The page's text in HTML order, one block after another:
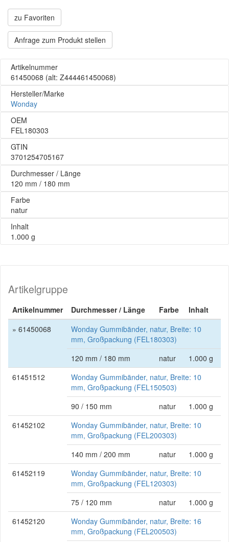
zu Favoriten
Anfrage zum Produkt stellen
Artikelnummer
61450068 (alt: Z444461450068)
Hersteller/Marke
Wonday
OEM
FEL180303
GTIN
3701254705167
Durchmesser / Länge
120 mm / 180 mm
Farbe
natur
Inhalt
1.000 g
Artikelgruppe
Artikelnummer Durchmesser / Länge Farbe
Inhalt
» 61450068
Wonday Gummibänder, natur, Breite: 10
mm, Großpackung (FEL180303)
120 mm / 180 mm
natur
1.000 g
61451512
Wonday Gummibänder, natur, Breite: 10
mm, Großpackung (FEL150503)
90 / 150 mm
natur
1.000 g
61452102
Wonday Gummibänder, natur, Breite: 10
mm, Großpackung (FEL200303)
140 mm / 200 mm
natur
1.000 g
61452119
Wonday Gummibänder, natur, Breite: 10
mm, Großpackung (FEL120303)
75 / 120 mm
natur
1.000 g
61452120
Wonday Gummibänder, natur, Breite: 16
mm, Großpackung (FEL200503)